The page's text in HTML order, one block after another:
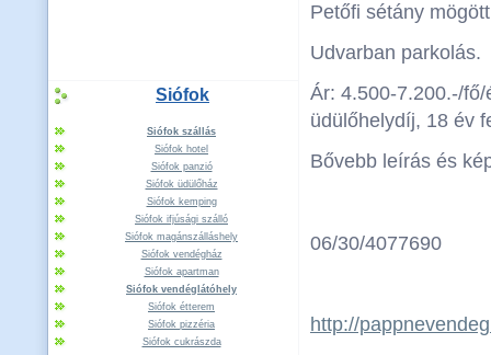
Siófok
Siófok szállás
Siófok hotel
Siófok panzió
Siófok üdülőház
Siófok kemping
Siófok ifjúsági szálló
Siófok magánszálláshely
Siófok vendégház
Siófok apartman
Siófok vendéglátóhely
Siófok étterem
Siófok pizzéria
Siófok cukrászda
Petőfi sétány
Udvarban parkolás.
Ár: 4.500-7.200.-/
üdülőhelydíj, 18 év
Bővebb leírás és
06/30/4077690
http://